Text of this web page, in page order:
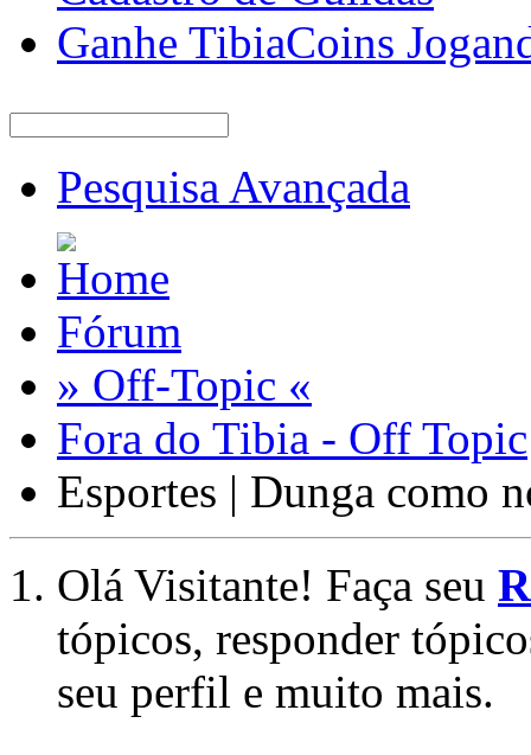
Ganhe TibiaCoins
Pesquisa Avançada
Fórum
» Off-Topic «
Fora do Tibia - Off Topic
Esportes | Dunga como
Olá Visitante! Faça seu
tópicos, responder
seu perfil e muito mais.